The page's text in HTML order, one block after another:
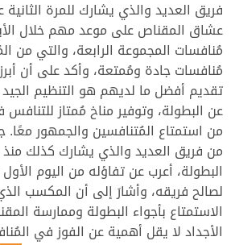
فريق العديد والذي يشارك للمرة
عشاق المقناص على موعد مهم خلال
مُنافسات المجموعة الرابعة، والتي من
مُنافسات جادة ومُمتعة، وأكد على أن
تقديم أفضل ما لديهم هو التنظيم
عن البطولة، وتوفير مناخ مُمتاز للتنافس
من استمتاع المُتنافسين والجمهور
من فريق العديد والذي يشارك كذلك
البطولة، أعرب عن تفاؤله من اليوم
لصالح فريقه، وأشارَ إلى أن المكسب
الاستمتاع بأجواء البطولة وممارسة
الأجداد لا يقل أهمية عن الفوز في